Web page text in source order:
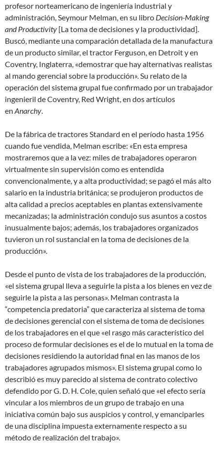
profesor norteamericano de ingeniería industrial y
administración, Seymour Melman, en su libro Decision-Making
and Productivity [La toma de decisiones y la productividad].
Buscó, mediante una comparación detallada de la manufactura
de un producto similar, el tractor Ferguson, en Detroit y en
Coventry, Inglaterra, «demostrar que hay alternativas realistas
al mando gerencial sobre la producción». Su relato de la
operación del sistema grupal fue confirmado por un trabajador
ingenieril de Coventry, Red Wright, en dos artículos
en Anarchy.
De la fábrica de tractores Standard en el período hasta 1956
cuando fue vendida, Melman escribe: «En esta empresa
mostraremos que a la vez: miles de trabajadores operaron
virtualmente sin supervisión como es entendida
convencionalmente, y a alta productividad; se pagó el más alto
salario en la industria británica; se produjeron productos de
alta calidad a precios aceptables en plantas extensivamente
mecanizadas; la administración condujo sus asuntos a costos
inusualmente bajos; además, los trabajadores organizados
tuvieron un rol sustancial en la toma de decisiones de la
producción».
Desde el punto de vista de los trabajadores de la producción,
«el sistema grupal lleva a seguirle la pista a los bienes en vez de
seguirle la pista a las personas». Melman contrasta la
“competencia predatoria” que caracteriza al sistema de toma
de decisiones gerencial con el sistema de toma de decisiones
de los trabajadores en el que «el rasgo más característico del
proceso de formular decisiones es el de lo mutual en la toma de
decisiones residiendo la autoridad final en las manos de los
trabajadores agrupados mismos». El sistema grupal como lo
describió es muy parecido al sistema de contrato colectivo
defendido por G. D. H. Cole, quien señaló que «el efecto sería
vincular a los miembros de un grupo de trabajo en una
iniciativa común bajo sus auspicios y control, y emanciparles
de una disciplina impuesta externamente respecto a su
método de realización del trabajo».